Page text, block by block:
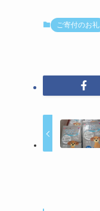
ご寄付のお礼